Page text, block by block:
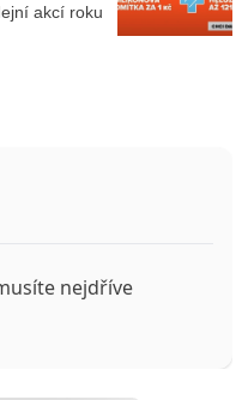
akcí roku
nejdříve